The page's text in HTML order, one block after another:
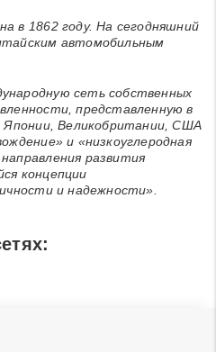
в 1862 году. На сегодняшний
автомобильным
сеть собственных
представленную в
Великобритании, США
и «низкоуглеродная
развития
концепции
и надежности».